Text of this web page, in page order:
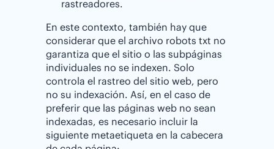
rastreadores.
En este contexto, también hay que
considerar que el archivo robots txt no
garantiza que el sitio o las subpáginas
individuales no se indexen. Solo
controla el rastreo del sitio web, pero
no su indexación. Así, en el caso de
preferir que las páginas web no sean
indexadas, es necesario incluir la
siguiente metaetiqueta en la cabecera